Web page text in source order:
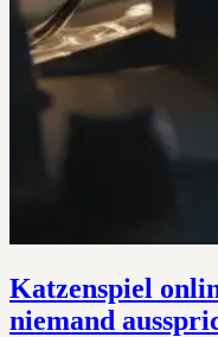
Katzenspiel
niemand